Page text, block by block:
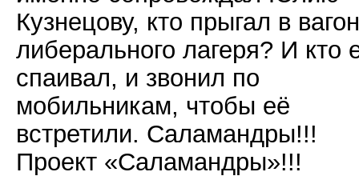
Кузнецову, кто прыгал в
либерального лагеря? И кто
спаивал, и звонил по
мобильникам, чтобы её
встретили. Саламандры!!!
Проект «Саламандры»!!!